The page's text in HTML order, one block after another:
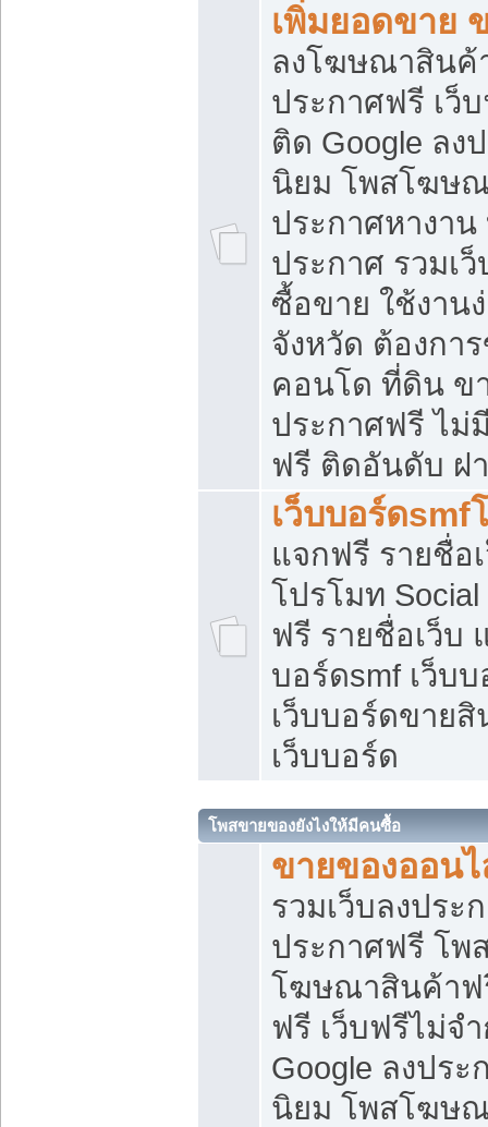
เพิ่มยอดขาย
ลงโฆษณาสิน
ประกาศฟรี เว็
ติด Google ลง
นิยม โพสโฆษ
ประกาศหางาน
ประกาศ รวมเ
ซื้อขาย ใช้งาน
จังหวัด ต้องกา
คอนโด ที่ดิน ข
ประกาศฟรี ไม่
ฟรี ติดอันดับ ฝ
เว็บบอร์ดsmf
แจกฟรี รายชื่อ
โปรโมท
ฟรี รายชื่อเว็บ
บอร์ดsmf เว็บ
เว็บบอร์ดขาย
เว็บบอร์ด
โพสขายของยังไงให้มีคนซื้อ
ขายของออน
รวมเว็บลงประ
ประกาศฟรี โพ
โฆษณาสินค้าฟ
ฟรี เว็บฟรีไม่จ
Google ลงปร
นิยม โพสโฆษ